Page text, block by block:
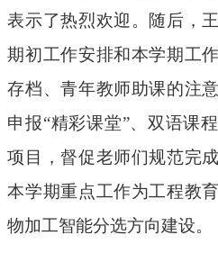
表示了热烈欢迎。随后，
期初工作安排和本学期工
存档、青年教师助课的注
申报“精彩课堂”、双语课
项目，督促老师们规范完
本学期重点工作为工程教
物加工智能分选方向建设。